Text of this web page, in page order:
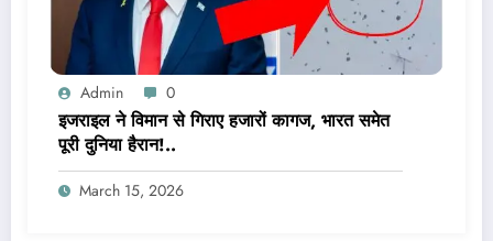
Admin 0
इजराइल ने विमान से गिराए हजारों कागज, भारत समेत
पूरी दुनिया हैरान!..
March 15, 2026